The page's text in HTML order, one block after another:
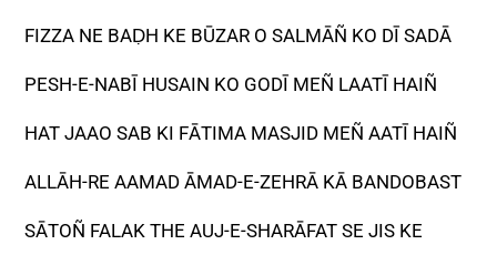
FIZZA NE BAḌH KE BŪZAR O SALMĀÑ KO DĪ SADĀ
PESH-E-NABĪ HUSAIN KO GODĪ MEÑ LAATĪ HAIÑ
HAT JAAO SAB KI FĀTIMA MASJID MEÑ AATĪ HAIÑ
ALLĀH-RE AAMAD ĀMAD-E-ZEHRĀ KĀ BANDOBAST
SĀTOÑ FALAK THE AUJ-E-SHARĀFAT SE JIS KE